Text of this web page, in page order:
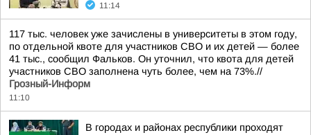
11:14
117 тыс. человек уже зачислены в университеты в этом году,
по отдельной квоте для участников СВО и их детей — более
41 тыс., сообщил Фальков. Он уточнил, что квота для детей
участников СВО заполнена чуть более, чем на 73%.//
Грозный-Информ
11:10
В городах и районах республики проходят